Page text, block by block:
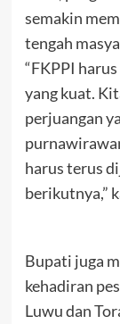
semakin
tengah
“FKPPI
yang kuat.
perjuangan
harus terus
berikutnya,”
Bupati juga
kehadiran
Luwu dan